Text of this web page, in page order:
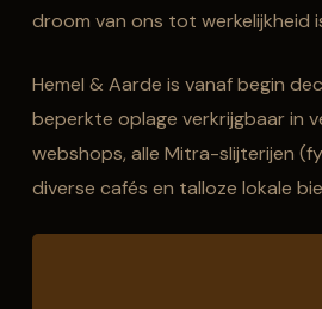
droom van ons tot werkelijkheid
Hemel & Aarde is vanaf begin
beperkte oplage verkrijgbaar in
webshops, alle Mitra-slijterijen
diverse cafés en talloze lokale